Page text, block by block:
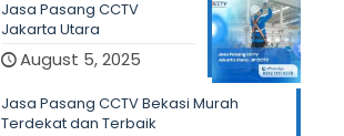
Jasa Pasang CCTV
Jakarta Utara
August 5, 2025
Jasa Pasang CCTV Bekasi Murah
Terdekat dan Terbaik